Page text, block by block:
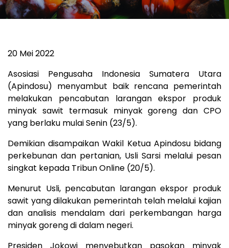
20 Mei 2022
Asosiasi Pengusaha Indonesia Sumatera Utara
(Apindosu) menyambut baik rencana pemerintah
melakukan pencabutan larangan ekspor produk
minyak sawit termasuk minyak goreng dan CPO
yang berlaku mulai Senin (23/5).
Demikian disampaikan Wakil Ketua Apindosu bidang
perkebunan dan pertanian, Usli Sarsi melalui pesan
singkat kepada Tribun Online (20/5).
Menurut Usli, pencabutan larangan ekspor produk
sawit yang dilakukan pemerintah telah melalui kajian
dan analisis mendalam dari perkembangan harga
minyak goreng di dalam negeri.